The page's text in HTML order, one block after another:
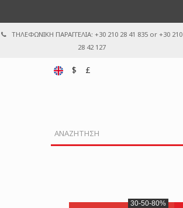
ΤΗΛΕΦΩΝΙΚΗ ΠΑΡΑΓΓΕΛΙΑ: +30 210 28 41 835 or +30 210
28 42 127
$ £
30-50-80%